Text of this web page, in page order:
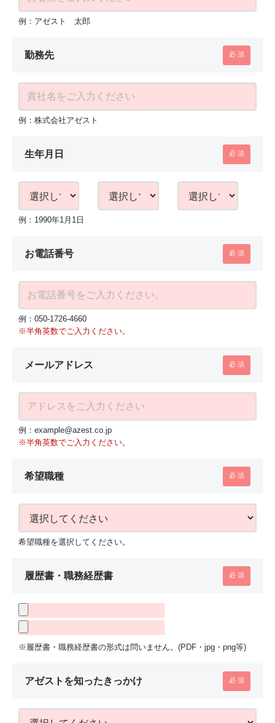
例：アゼスト 太郎
勤務先
例：株式会社アゼスト
生年月日
例：1990年1月1日
お電話番号
例：050-1726-4660
※半角英数でご入力ください。
メールアドレス
例：example@azest.co.jp
※半角英数でご入力ください。
希望職種
希望職種を選択してください。
履歴書・職務経歴書
※履歴書・職務経歴書の形式は問いません。(PDF・jpg・png等)
アゼストを知ったきっかけ